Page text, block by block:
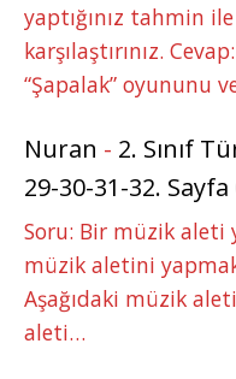
yaptığınız tahmin
karşılaştırınız.
“Şapalak” oyununu
Nuran - 2. Sınıf
29-30-31-32. Sayfa
Soru: Bir müzik aleti
müzik aletini
Aşağıdaki müzik
aleti…